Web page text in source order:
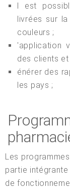
l est
livrées sur
couleurs ;
'application
des clients
énérer des
les pays ;
Les
partie
de